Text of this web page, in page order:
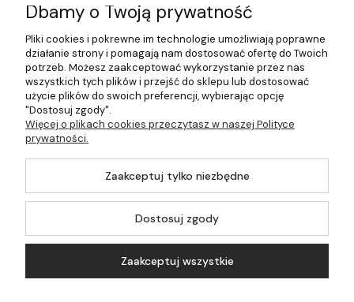
Płatności i dostawa
Pomoc
Moje konto
©2026 Wszelkie Prawa Zastrzeżone | 499.pl - najlepszy sklep z
Dbamy o Twoją prywatność
Pliki cookies i pokrewne im technologie umożliwiają poprawne
działanie strony i pomagają nam dostosować ofertę do Twoich
potrzeb. Możesz zaakceptować wykorzystanie przez nas
wszystkich tych plików i przejść do sklepu lub dostosować
użycie plików do swoich preferencji, wybierając opcję
"Dostosuj zgody".
Więcej o plikach cookies przeczytasz w naszej Polityce
prywatności.
Zaakceptuj tylko niezbędne
Dostosuj zgody
Zaakceptuj wszystkie